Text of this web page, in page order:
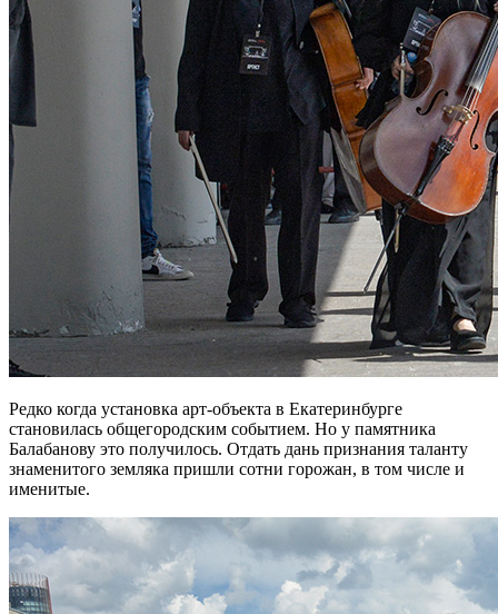
Редко когда установка арт-объекта в Екатеринбурге
становилась общегородским событием. Но у памятника
Балабанову это получилось. Отдать дань признания таланту
знаменитого земляка пришли сотни горожан, в том числе и
именитые.